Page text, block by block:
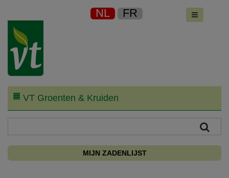
NL FR
VT Groenten & Kruiden
MIJN ZADENLIJST